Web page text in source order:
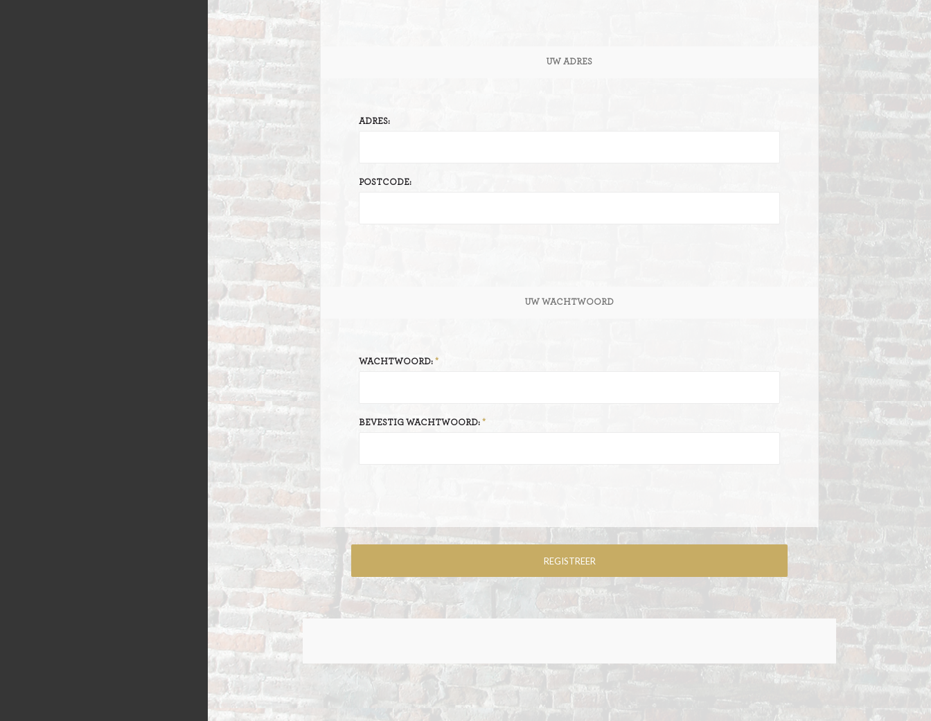
BUSBRODEN
GEVULD BROOD
BROODJES
STOKBROOD
RIJSTEVLAAI
KRUIMELVLAAI
VLAAI RASTER
OPEN VLAAI
LUXE VLAAI
SEIZOEN VLAAI
GEBAKJES
GÂTEAUX
UW ADRES
ADRES:
POSTCODE:
UW WACHTWOORD
WACHTWOORD:
BEVESTIG WACHTWOORD: